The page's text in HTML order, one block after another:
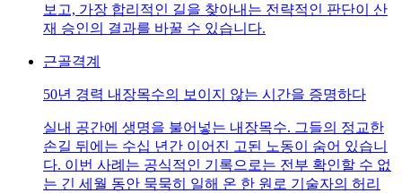
보고, 가장 합리적인 길을 찾아내는 전략적인 판단이 산
재 승인의 결과를 바꿀 수 있습니다.
근골격계
50년 경력 내장목수의 보이지 않는 시간을 증명하다
실내 공간에 생명을 불어넣는 내장목수. 그들의 정교한
손길 뒤에는 수십 년간 이어진 고된 노동이 숨어 있습니
다. 이번 사례는 공식적인 기록으로는 전부 확인할 수 없
는 긴 세월 동안 묵묵히 일해 온 한 원로 기술자의 허리